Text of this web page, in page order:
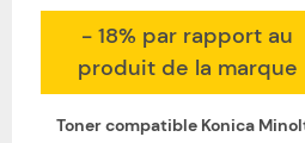
- 18% par rapport au
produit de la marque
Toner compatible Konica